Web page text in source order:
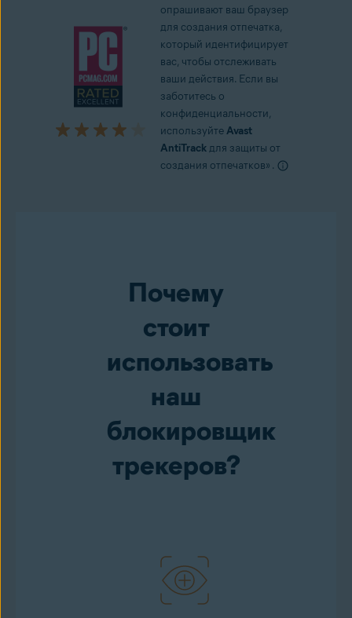
опрашивают ваш браузер
для создания отпечатка,
который идентифицирует
вас, чтобы отслеживать
ваши действия. Если вы
заботитесь о
конфиденциальности,
используйтеAvast
AntiTrackдля защиты от
создания отпечатков» .
Почему
стоит
использовать
наш
блокировщик
трекеров?